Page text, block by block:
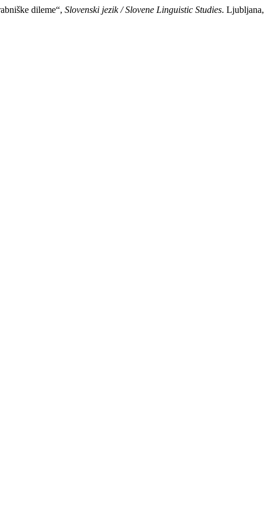
dileme“, Slovenski jezik / Slovene Linguistic Studies. Ljubljana,